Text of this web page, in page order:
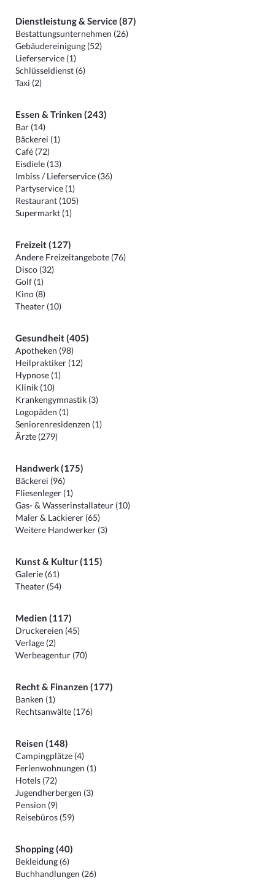
Dienstleistung & Service (87)
Bestattungsunternehmen (26)
Gebäudereinigung (52)
Lieferservice (1)
Schlüsseldienst (6)
Taxi (2)
Essen & Trinken (243)
Bar (14)
Bäckerei (1)
Café (72)
Eisdiele (13)
Imbiss / Lieferservice (36)
Partyservice (1)
Restaurant (105)
Supermarkt (1)
Freizeit (127)
Andere Freizeitangebote (76)
Disco (32)
Golf (1)
Kino (8)
Theater (10)
Gesundheit (405)
Apotheken (98)
Heilpraktiker (12)
Hypnose (1)
Klinik (10)
Krankengymnastik (3)
Logopäden (1)
Seniorenresidenzen (1)
Ärzte (279)
Handwerk (175)
Bäckerei (96)
Fliesenleger (1)
Gas- & Wasserinstallateur (10)
Maler & Lackierer (65)
Weitere Handwerker (3)
Kunst & Kultur (115)
Galerie (61)
Theater (54)
Medien (117)
Druckereien (45)
Verlage (2)
Werbeagentur (70)
Recht & Finanzen (177)
Banken (1)
Rechtsanwälte (176)
Reisen (148)
Campingplätze (4)
Ferienwohnungen (1)
Hotels (72)
Jugendherbergen (3)
Pension (9)
Reisebüros (59)
Shopping (40)
Bekleidung (6)
Buchhandlungen (26)